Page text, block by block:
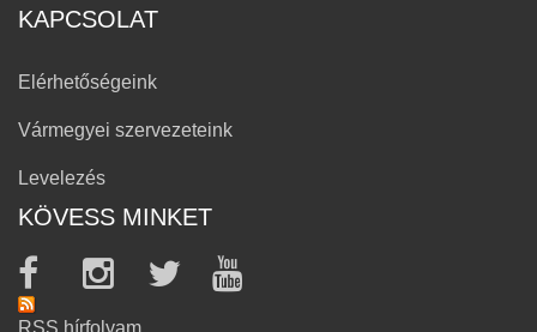
KAPCSOLAT
Elérhetőségeink
Vármegyei szervezeteink
Levelezés
KÖVESS MINKET
RSS hírfolyam